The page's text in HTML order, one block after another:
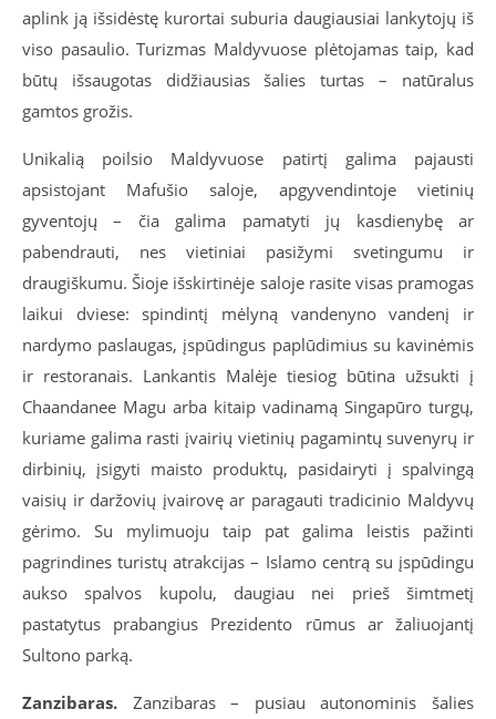
aplink ją išsidėstę kurortai suburia daugiausiai lankytojų iš
viso pasaulio. Turizmas Maldyvuose plėtojamas taip, kad
būtų išsaugotas didžiausias šalies turtas – natūralus
gamtos grožis.
Unikalią poilsio Maldyvuose patirtį galima pajausti
apsistojant Mafušio saloje, apgyvendintoje vietinių
gyventojų – čia galima pamatyti jų kasdienybę ar
pabendrauti, nes vietiniai pasižymi svetingumu ir
draugiškumu. Šioje išskirtinėje saloje rasite visas pramogas
laikui dviese: spindintį mėlyną vandenyno vandenį ir
nardymo paslaugas, įspūdingus paplūdimius su kavinėmis
ir restoranais. Lankantis Malėje tiesiog būtina užsukti į
Chaandanee Magu arba kitaip vadinamą Singapūro turgų,
kuriame galima rasti įvairių vietinių pagamintų suvenyrų ir
dirbinių, įsigyti maisto produktų, pasidairyti į spalvingą
vaisių ir daržovių įvairovę ar paragauti tradicinio Maldyvų
gėrimo. Su mylimuoju taip pat galima leistis pažinti
pagrindines turistų atrakcijas – Islamo centrą su įspūdingu
aukso spalvos kupolu, daugiau nei prieš šimtmetį
pastatytus prabangius Prezidento rūmus ar žaliuojantį
Sultono parką.
Zanzibaras. Zanzibaras – pusiau autonominis šalies